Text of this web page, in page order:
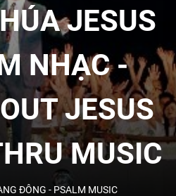
QUA
ÂM
NHẠC
JESUS
NHẠC -
JESUS
MUSIC
ĐÔNG - PSALM MUSIC